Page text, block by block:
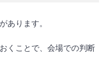
あります。
くことで、会場での判断